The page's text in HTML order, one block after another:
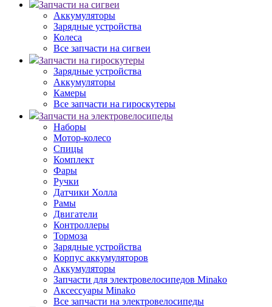
Запчасти на сигвеи
Аккумуляторы
Зарядные устройства
Колеса
Все запчасти на сигвеи
Запчасти на гироскутеры
Зарядные устройства
Аккумуляторы
Камеры
Все запчасти на гироскутеры
Запчасти на электровелосипеды
Наборы
Мотор-колесо
Спицы
Комплект
Фары
Ручки
Датчики Холла
Рамы
Двигатели
Контроллеры
Тормоза
Зарядные устройства
Корпус аккумуляторов
Аккумуляторы
Запчасти для электровелосипедов Minako
Аксессуары Minako
Все запчасти на электровелосипеды